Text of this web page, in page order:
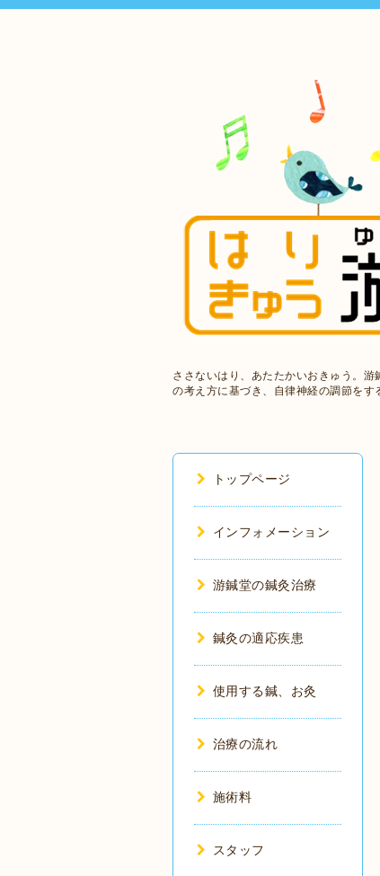
ささないはり、あたたかいおきゅう。
の考え方に基づき、自律神経の調節をす
トップページ
インフォメーション
游鍼堂の鍼灸治療
鍼灸の適応疾患
使用する鍼、お灸
治療の流れ
施術料
スタッフ